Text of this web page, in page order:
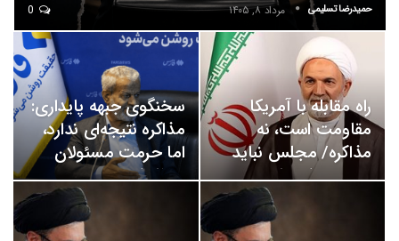
حمیدرضا تسلیمی مرداد ۸, ۱۴۰۵
راه مقابله با آمریکا
مقاومت است، نه
مذاکره/ مجلس نباید
حتی در شرایط…
سخنگوی جبهه پایداری:
مذاکره نتیجه‌ای ندارد،
اما حرمت مسئولان
حفظ شود